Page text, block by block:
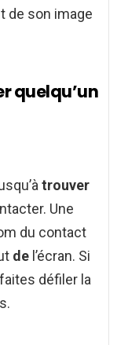
de son image
quelqu’un
trouver
Une
du contact
de l’écran. Si
défiler la